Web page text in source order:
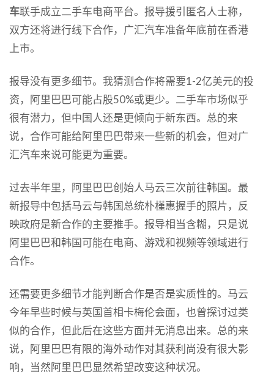
车联手成立二手车电商平台。报导援引匿名人士称，
双方还将进行线下合作，广汇汽车准备年底前在香港
上市。
报导没有更多细节。我猜测合作将需要1-2亿美元的投
资，阿里巴巴可能占股50%或更少。二手车市场似乎
很有潜力，但中国人还是更倾向于新东西。总的来
说，合作可能给阿里巴巴带来一些新的机会，但对广
汇汽车来说可能更为重要。
过去半年里，阿里巴巴创始人马云三次前往韩国。最
新报导中包括马云与韩国总统朴槿惠握手的照片，反
映政府是新合作的主要推手。报导相当含糊，只是说
阿里巴巴和韩国可能在电商、游戏和视频等领域进行
合作。
还需要更多细节才能判断合作是否是实质性的。马云
今年早些时候与英国首相卡梅伦会面，也曾探讨过类
似的合作，但此后在这些方面并无消息出来。总的来
说，阿里巴巴有限的海外动作对其获利尚没有很大影
响，当然阿里巴巴显然希望改变这种状况。